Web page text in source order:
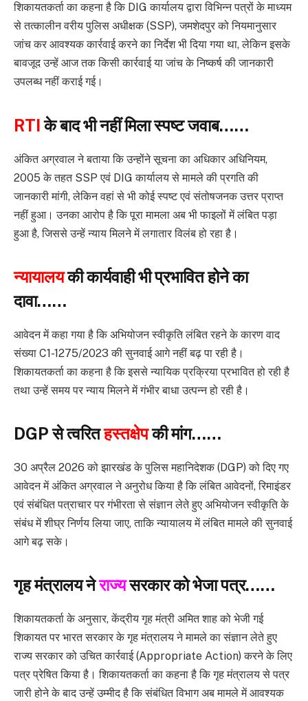
शिकायतकर्ता का कहना है कि DIG कार्यालय द्वारा विभिन्न पत्रों के माध्यम
से तत्कालीन वरीय पुलिस अधीक्षक (SSP), जमशेदपुर को नियमानुसार
जांच कर आवश्यक कार्रवाई करने का निर्देश भी दिया गया था, लेकिन इसके
बावजूद उन्हें आज तक किसी कार्रवाई या जांच के निष्कर्ष की जानकारी
उपलब्ध नहीं कराई गई।
RTIके बाद भी नहीं मिला स्पष्ट जवाब……
अंकित अग्रवाल ने बताया कि उन्होंने सूचना का अधिकार अधिनियम,
2005 के तहत SSP एवं DIG कार्यालय से मामले की प्रगति की
जानकारी मांगी, लेकिन वहां से भी कोई स्पष्ट एवं संतोषजनक उत्तर प्राप्त
नहीं हुआ। उनका आरोप है कि पूरा मामला अब भी फाइलों में लंबित पड़ा
हुआ है, जिससे उन्हें न्याय मिलने में लगातार विलंब हो रहा है।
न्यायालयकी कार्यवाही भी प्रभावित होने का
दावा……
आवेदन में कहा गया है कि अभियोजन स्वीकृति लंबित रहने के कारण वाद
संख्या C1-1275/2023 की सुनवाई आगे नहीं बढ़ पा रही है।
शिकायतकर्ता का कहना है कि इससे न्यायिक प्रक्रिया प्रभावित हो रही है
तथा उन्हें समय पर न्याय मिलने में गंभीर बाधा उत्पन्न हो रही है।
DGP से त्वरितहस्तक्षेपकी मांग……
30 अप्रैल 2026 को झारखंड के पुलिस महानिदेशक (DGP) को दिए गए
आवेदन में अंकित अग्रवाल ने अनुरोध किया है कि लंबित आवेदनों, रिमाइंडर
एवं संबंधित पत्राचार पर गंभीरता से संज्ञान लेते हुए अभियोजन स्वीकृति के
संबंध में शीघ्र निर्णय लिया जाए, ताकि न्यायालय में लंबित मामले की सुनवाई
आगे बढ़ सके।
गृह मंत्रालय नेराज्यसरकार को भेजा पत्र……
शिकायतकर्ता के अनुसार, केंद्रीय गृह मंत्री अमित शाह को भेजी गई
शिकायत पर भारत सरकार के गृह मंत्रालय ने मामले का संज्ञान लेते हुए
राज्य सरकार को उचित कार्रवाई (Appropriate Action) करने के लिए
पत्र प्रेषित किया है। शिकायतकर्ता का कहना है कि गृह मंत्रालय से पत्र
जारी होने के बाद उन्हें उम्मीद है कि संबंधित विभाग अब मामले में आवश्यक